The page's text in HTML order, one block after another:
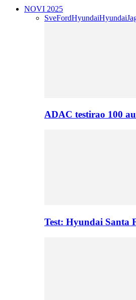
NOVI 2025
SveFordHyundaiHyundai
ADAC testirao 100
Test: Hyundai Santa